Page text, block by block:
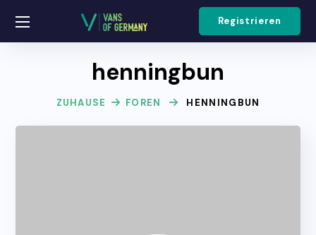
Registrieren
henningbun
ZUHAUSE FOREN HENNINGBUN